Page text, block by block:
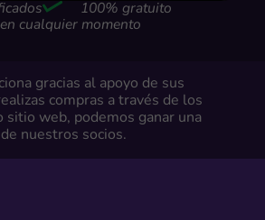
100% gratuito
cualquier momento
gracias al apoyo de sus
compras a través de los
sitio web, podemos ganar una
nuestros socios.